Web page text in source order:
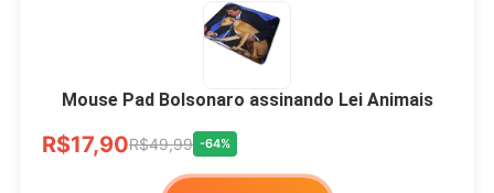
Mouse Pad Bolsonaro assinando Lei Animais
R$17,90R$49,99 -64%